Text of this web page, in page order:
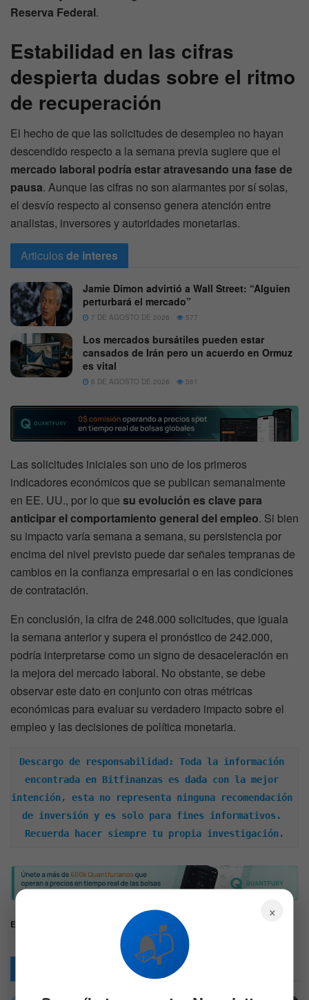
Reserva Federal.
Estabilidad en las cifras
despierta dudas sobre el ritmo
de recuperación
El hecho de que las solicitudes de desempleo no hayan
descendido respecto a la semana previa sugiere que el
mercado laboral podría estar atravesando una fase de
pausa. Aunque las cifras no son alarmantes por sí solas,
el desvío respecto al consenso genera atención entre
analistas, inversores y autoridades monetarias.
Articulosde interes
Jamie Dimon advirtió a Wall Street: “Alguien
perturbará el mercado”
7 DE AGOSTO DE 2026 577
Los mercados bursátiles pueden estar
cansados de Irán pero un acuerdo en Ormuz
es vital
6 DE AGOSTO DE 2026 561
Las solicitudes iniciales son uno de los primeros
indicadores económicos que se publican semanalmente
en EE. UU., por lo que su evolución es clave para
anticipar el comportamiento general del empleo. Si bien
su impacto varía semana a semana, su persistencia por
encima del nivel previsto puede dar señales tempranas de
cambios en la confianza empresarial o en las condiciones
de contratación.
En conclusión, la cifra de 248.000 solicitudes, que iguala
la semana anterior y supera el pronóstico de 242.000,
podría interpretarse como un signo de desaceleración en
la mejora del mercado laboral. No obstante, se debe
observar este dato en conjunto con otras métricas
económicas para evaluar su verdadero impacto sobre el
empleo y las decisiones de política monetaria.
Descargo de responsabilidad: Toda la información
encontrada en Bitfinanzas es dada con la mejor
intención, esta no representa ninguna recomendación
de inversión y es solo para fines informativos.
Recuerda hacer siempre tu propia investigación.
Etiquetas: Estados Unidos
Relacionados
×
📬